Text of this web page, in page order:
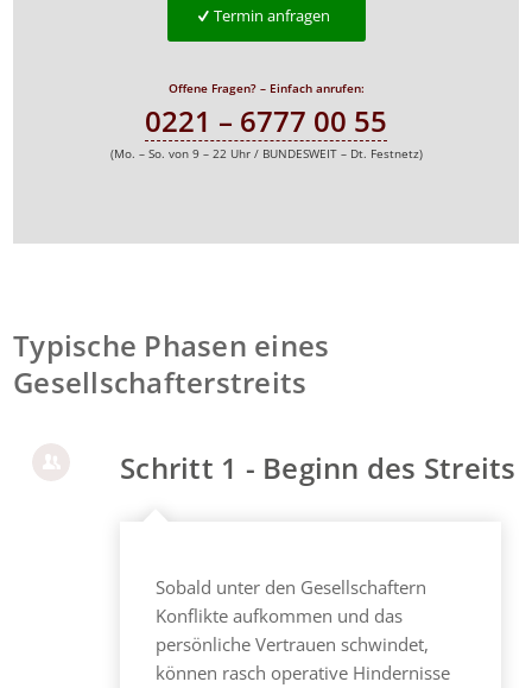
Termin anfragen
Offene Fragen? – Einfach anrufen:
0221 – 6777 00 55
(Mo. – So. von 9 – 22 Uhr / BUNDESWEIT – Dt. Festnetz)
Typische Phasen eines
Gesellschafterstreits
Schritt 1 - Beginn des Streits
Sobald unter den Gesellschaftern
Konflikte aufkommen und das
persönliche Vertrauen schwindet,
können rasch operative Hindernisse